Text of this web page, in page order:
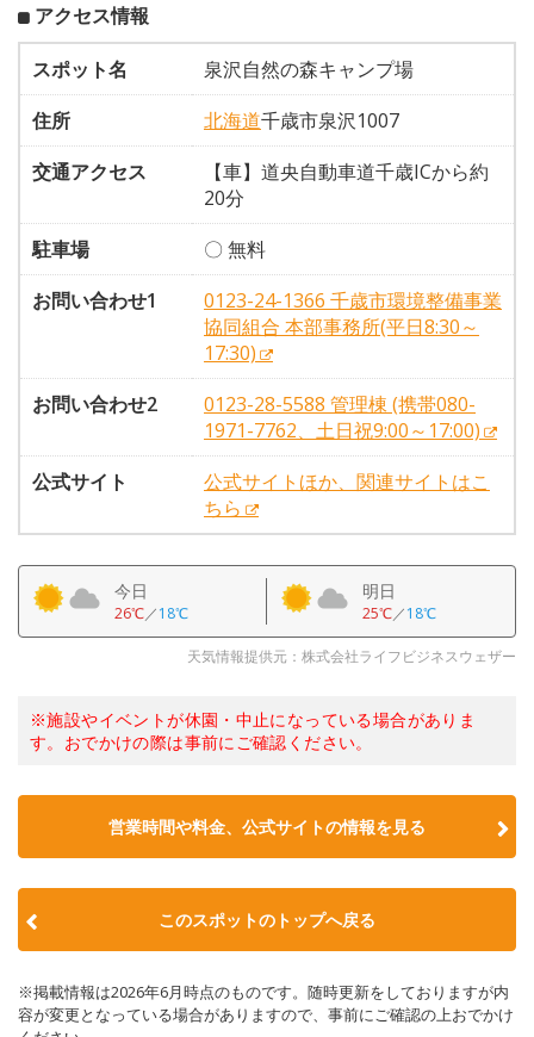
アクセス情報
スポット名
泉沢自然の森キャンプ場
住所
北海道千歳市泉沢1007
交通アクセス
【車】道央自動車道千歳ICから約
20分
駐車場
〇 無料
お問い合わせ1
0123-24-1366 千歳市環境整備事業
協同組合 本部事務所(平日8:30～
17:30)
お問い合わせ2
0123-28-5588 管理棟 (携帯080-
1971-7762、土日祝9:00～17:00)
公式サイト
公式サイトほか、関連サイトはこ
ちら
今日
26℃／18℃
明日
25℃／18℃
天気情報提供元：株式会社ライフビジネスウェザー
※施設やイベントが休園・中止になっている場合がありま
す。おでかけの際は事前にご確認ください。
営業時間や料金、公式サイトの情報を見る
このスポットのトップへ戻る
※掲載情報は2026年6月時点のものです。随時更新をしておりますが内
容が変更となっている場合がありますので、事前にご確認の上おでかけ